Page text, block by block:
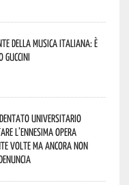
della musica italiana: è
Guccini
universitario
l’ennesima opera
volte ma ancora non